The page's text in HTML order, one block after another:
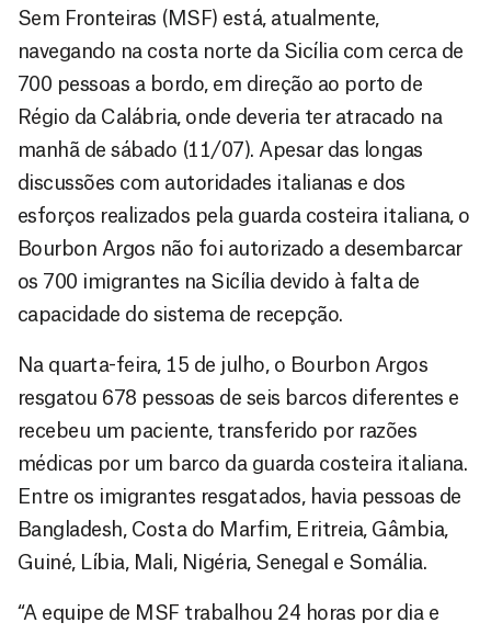
Sem Fronteiras (MSF) está, atualmente,
navegando na costa norte da Sicília com cerca de
700 pessoas a bordo, em direção ao porto de
Régio da Calábria, onde deveria ter atracado na
manhã de sábado (11/07). Apesar das longas
discussões com autoridades italianas e dos
esforços realizados pela guarda costeira italiana, o
Bourbon Argos não foi autorizado a desembarcar
os 700 imigrantes na Sicília devido à falta de
capacidade do sistema de recepção.
Na quarta-feira, 15 de julho, o Bourbon Argos
resgatou 678 pessoas de seis barcos diferentes e
recebeu um paciente, transferido por razões
médicas por um barco da guarda costeira italiana.
Entre os imigrantes resgatados, havia pessoas de
Bangladesh, Costa do Marfim, Eritreia, Gâmbia,
Guiné, Líbia, Mali, Nigéria, Senegal e Somália.
“A equipe de MSF trabalhou 24 horas por dia e